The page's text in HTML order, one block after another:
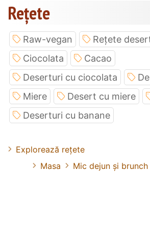
Rețete
Raw-vegan
Rețete
Ciocolata
Cacao
Deserturi cu ciocolata
Miere
Desert cu miere
Deserturi cu banane
Explorează rețete
Masa
Mic dejun și brunch